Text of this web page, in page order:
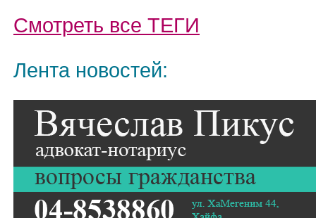
Смотреть все ТЕГИ
Лента новостей: